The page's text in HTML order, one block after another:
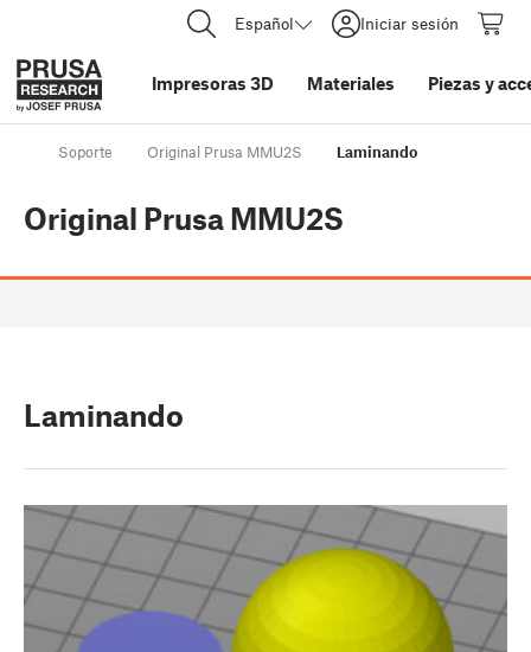
Español Iniciar sesión
Impresoras 3D Materiales Piezas y
Soporte Original Prusa MMU2S Laminando
Original Prusa MMU2S
Laminando